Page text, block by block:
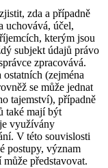
zda a případně
uchovává, účel,
kterým jsou
subjekt údajů právo
zpracovává.
(zejména
se může jednat
tajemství), případně
také mají být
využívány
V této souvislosti
postupy, význam
představovat.